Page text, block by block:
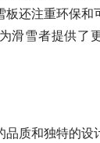
还注重环保和
滑雪者提供了
品质和独特的设